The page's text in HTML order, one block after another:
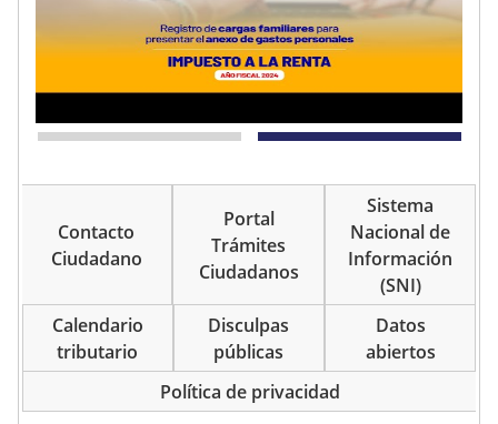
Contacto
Ciudadano
Portal
Trámites
Ciudadanos
Sistema
Nacional de
Información
(SNI)
Calendario
tributario
Disculpas
públicas
Datos
abiertos
Política de privacidad